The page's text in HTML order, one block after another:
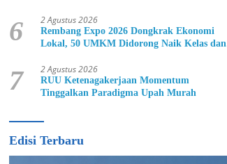
6 2 Agustus 2026
Rembang Expo 2026 Dongkrak Ekonomi
Lokal, 50 UMKM Didorong Naik Kelas dan
7 2 Agustus 2026
RUU Ketenagakerjaan Momentum
Tinggalkan Paradigma Upah Murah
Edisi Terbaru